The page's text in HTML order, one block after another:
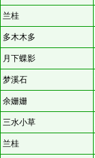
兰桂
多木木多
月下蝶影
梦溪石
余姗姗
三水小草
兰桂